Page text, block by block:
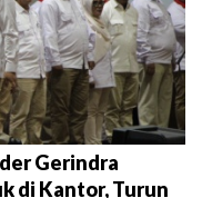
Gerindra
di Kantor, Turun